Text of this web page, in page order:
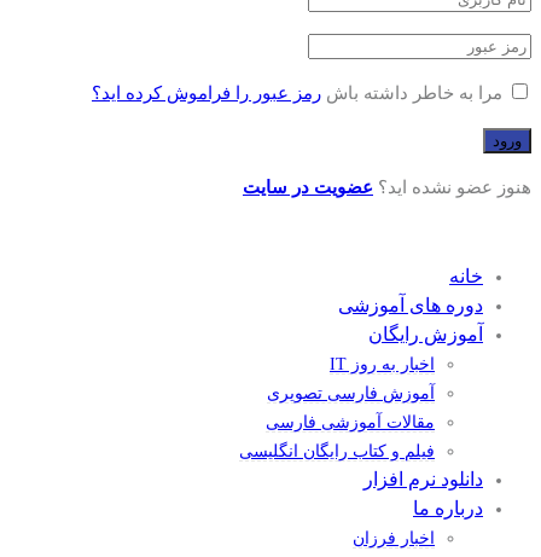
مرا به خاطر داشته باش رمز عبور را فراموش کرده اید؟
هنوز عضو نشده اید؟ عضویت در سایت
خانه
دوره های آموزشی
آموزش رایگان
اخبار به روز IT
آموزش فارسی تصویری
مقالات آموزشی فارسی
فیلم و کتاب رایگان انگلیسی
دانلود نرم افزار
درباره ما
اخبار فرزان